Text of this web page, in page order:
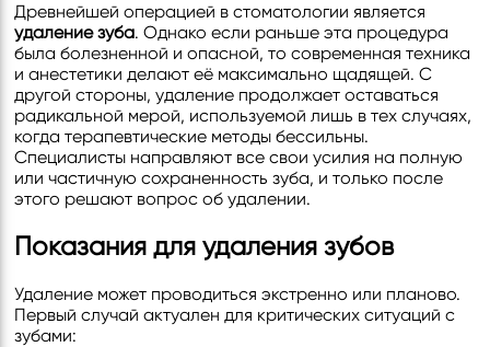
Древнейшей операцией в стоматологии является
удаление зуба. Однако если раньше эта процедура
была болезненной и опасной, то современная техника
и анестетики делают её максимально щадящей. С
другой стороны, удаление продолжает оставаться
радикальной мерой, используемой лишь в тех случаях,
когда терапевтические методы бессильны.
Специалисты направляют все свои усилия на полную
или частичную сохраненность зуба, и только после
этого решают вопрос об удалении.
Показания для удаления зубов
Удаление может проводиться экстренно или планово.
Первый случай актуален для критических ситуаций с
зубами: